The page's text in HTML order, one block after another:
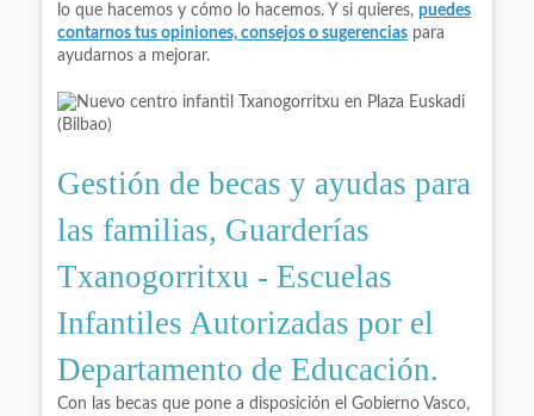
lo que hacemos y cómo lo hacemos. Y si quieres, puedes
contarnos tus opiniones, consejos o sugerencias para
ayudarnos a mejorar.
Gestión de becas y ayudas para
las familias, Guarderías
Txanogorritxu - Escuelas
Infantiles Autorizadas por el
Departamento de Educación.
Con las becas que pone a disposición el Gobierno Vasco,